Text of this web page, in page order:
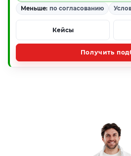
Меньше: по согласованию
Кейсы
Получить